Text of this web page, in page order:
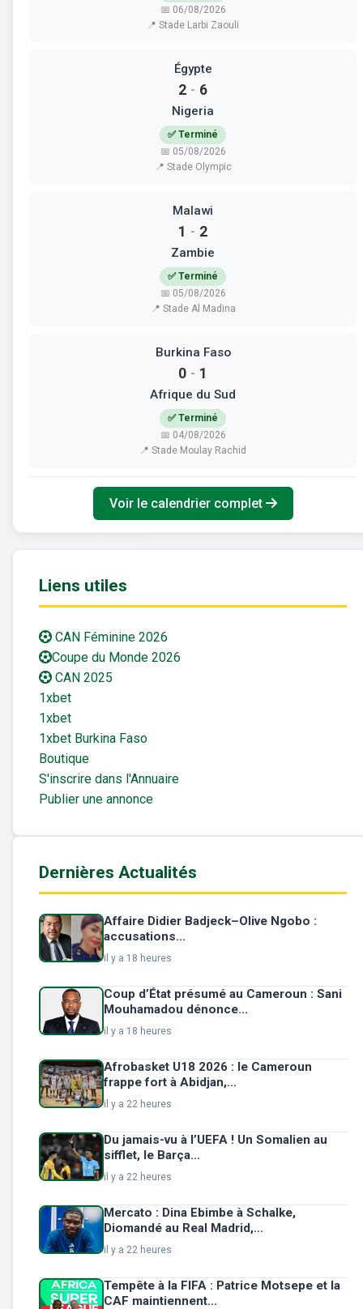
📅 06/08/2026
📍 Stade Larbi Zaouli
Égypte
2 - 6
Nigeria
✅ Terminé
📅 05/08/2026
📍 Stade Olympic
Malawi
1 - 2
Zambie
✅ Terminé
📅 05/08/2026
📍 Stade Al Madina
Burkina Faso
0 - 1
Afrique du Sud
✅ Terminé
📅 04/08/2026
📍 Stade Moulay Rachid
Voir le calendrier complet
Liens utiles
CAN Féminine 2026
Coupe du Monde 2026
CAN 2025
1xbet
1xbet
1xbet Burkina Faso
Boutique
S'inscrire dans l'Annuaire
Publier une annonce
Dernières Actualités
Affaire Didier Badjeck–Olive Ngobo :
accusations...
il y a 18 heures
Coup d’État présumé au Cameroun : Sani
Mouhamadou dénonce...
il y a 18 heures
Afrobasket U18 2026 : le Cameroun
frappe fort à Abidjan,...
il y a 22 heures
Du jamais-vu à l’UEFA ! Un Somalien au
sifflet, le Barça...
il y a 22 heures
Mercato : Dina Ebimbe à Schalke,
Diomandé au Real Madrid,...
il y a 22 heures
Tempête à la FIFA : Patrice Motsepe et la
CAF maintiennent...